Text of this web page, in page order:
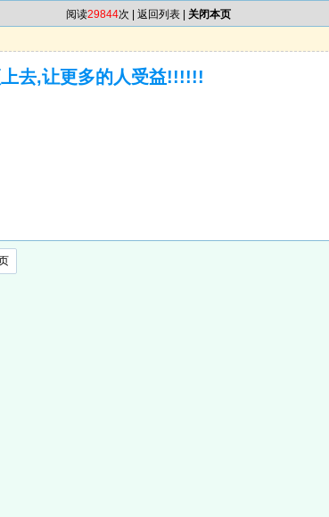
阅读29844次 | 返回列表 关闭本页
去,让更多的人受益!!!!!!